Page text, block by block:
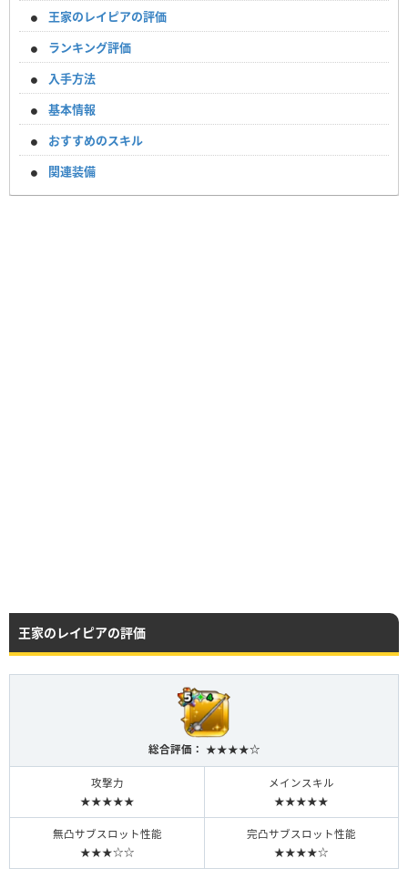
王家のレイピアの評価
ランキング評価
入手方法
基本情報
おすすめのスキル
関連装備
王家のレイピアの評価
総合評価： ★★★★☆
攻撃力
★★★★★
メインスキル
★★★★★
無凸サブスロット性能
★★★☆☆
完凸サブスロット性能
★★★★☆